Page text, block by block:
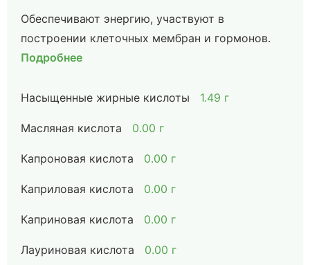
Обеспечивают энергию, участвуют в
построении клеточных мембран и гормонов.
Подробнее
Насыщенные жирные кислоты 1.49 г
Масляная кислота 0.00 г
Капроновая кислота 0.00 г
Каприловая кислота 0.00 г
Каприновая кислота 0.00 г
Лауриновая кислота 0.00 г